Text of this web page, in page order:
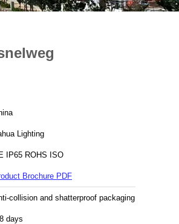
Lighting
IP65 ROHS ISO
Brochure PDF
collision and shatterproof packaging
days